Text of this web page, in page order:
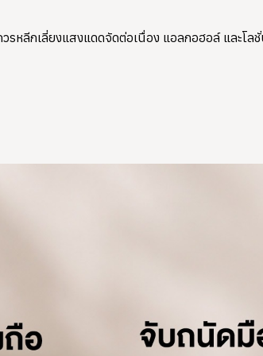
ลีกเลี่ยงแสงแดดจัดต่อเนื่อง แอลกอฮอล์ และโล